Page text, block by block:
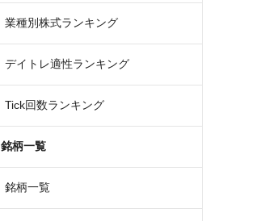
業種別株式ランキング
デイトレ適性ランキング
Tick回数ランキング
銘柄一覧
銘柄一覧